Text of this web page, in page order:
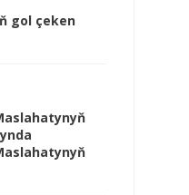
gol çeken